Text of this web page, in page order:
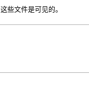
些文件是可见的。